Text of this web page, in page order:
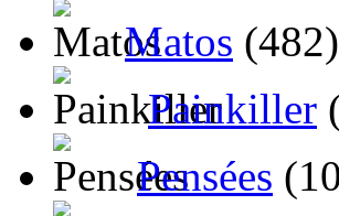
Matos (482)
Painkiller
Pensées